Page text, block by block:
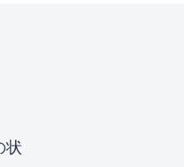
状